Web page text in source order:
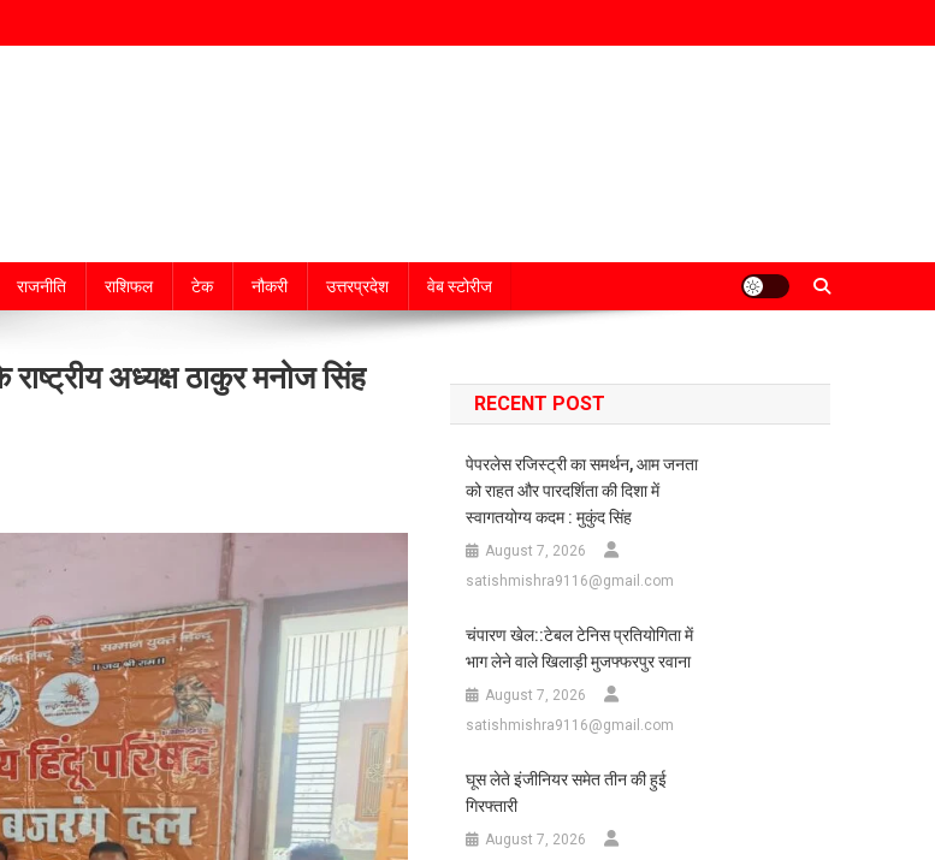
राजनीति राशिफल टेक नौकरी उत्तरप्रदेश वेब स्टोरीज
अध्यक्ष ठाकुर मनोज सिंह
RECENT POST
पेपरलेस रजिस्ट्री का समर्थन, आम जनता
को राहत और पारदर्शिता की दिशा में
स्वागतयोग्य कदम : मुकुंद सिंह
August 7, 2026
satishmishra9116@gmail.com
चंपारण खेल::टेबल टेनिस प्रतियोगिता में
भाग लेने वाले खिलाड़ी मुजफ्फरपुर रवाना
August 7, 2026
satishmishra9116@gmail.com
घूस लेते इंजीनियर समेत तीन की हुई
गिरफ्तारी
August 7, 2026